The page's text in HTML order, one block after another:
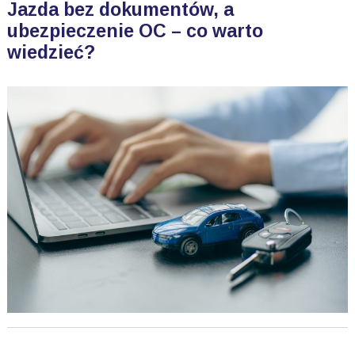
Jazda bez dokumentów, a
ubezpieczenie OC – co warto
wiedzieć?